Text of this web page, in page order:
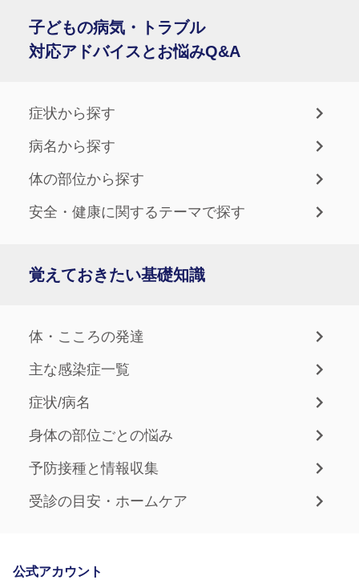
子どもの病気・トラブル
対応アドバイスとお悩みQ&A
症状から探す
病名から探す
体の部位から探す
安全・健康に関するテーマで探す
覚えておきたい基礎知識
体・こころの発達
主な感染症一覧
症状/病名
身体の部位ごとの悩み
予防接種と情報収集
受診の目安・ホームケア
公式アカウント